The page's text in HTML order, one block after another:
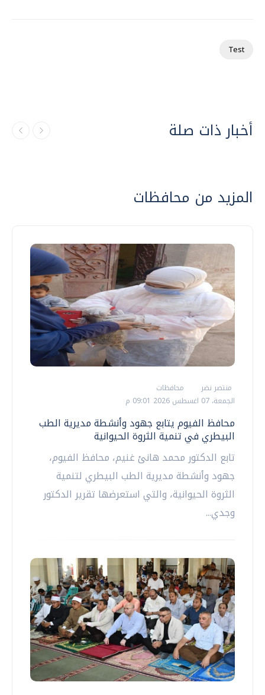
Test
أخبار ذات صلة
المزيد من محافظات
منتصر نضر
محافظات
الجمعة، 07 اغسطس 2026 09:01 م
محافظ الفيوم يتابع جهود وأنشطة مديرية الطب
البيطري في تنمية الثروة الحيوانية
تابع الدكتور محمد هانئ غنيم، محافظ الفيوم،
جهود وأنشطة مديرية الطب البيطري لتنمية
الثروة الحيوانية، والتي استعرضها تقرير الدكتور
وجدي...